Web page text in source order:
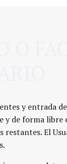
y entrada
de forma
El